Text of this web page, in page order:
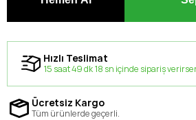
Hızlı Teslimat
15 saat 49 dk 17 sn içinde sipariş
Ücretsiz Kargo
Tüm ürünlerde geçerli.